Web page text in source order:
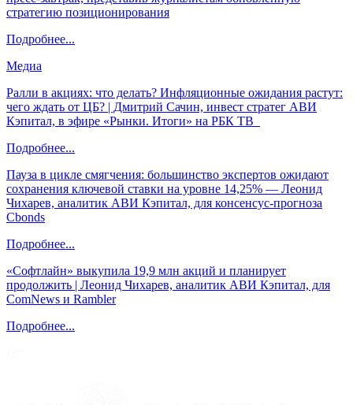
стратегию позиционирования
Подробнее...
Медиа
Ралли в акциях: что делать? Инфляционные ожидания растут:
чего ждать от ЦБ? | Дмитрий Сачин, инвест стратег АВИ
Кэпитал, в эфире «Рынки. Итоги» на РБК ТВ
Подробнее...
Пауза в цикле смягчения: большинство экспертов ожидают
сохранения ключевой ставки на уровне 14,25% — Леонид
Чихарев, аналитик АВИ Кэпитал, для консенсус-прогноза
Cbonds
Подробнее...
«Софтлайн» выкупила 19,9 млн акций и планирует
продолжить | Леонид Чихарев, аналитик АВИ Кэпитал, для
ComNews и Rambler
Подробнее...